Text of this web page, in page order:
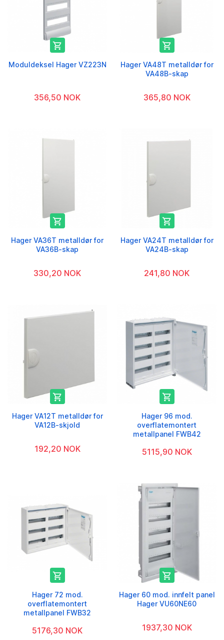

Moduldeksel Hager VZ223N
356,50 NOK

Hager VA48T metalldør for
VA48B-skap
365,80 NOK

Hager VA36T metalldør for
VA36B-skap
330,20 NOK

Hager VA24T metalldør for
VA24B-skap
241,80 NOK

Hager VA12T metalldør for
VA12B-skjold
192,20 NOK

Hager 96 mod.
overflatemontert
metallpanel FWB42
5115,90 NOK

Hager 72 mod.
overflatemontert
metallpanel FWB32
5176,30 NOK

Hager 60 mod. innfelt panel
Hager VU60NE60
1937,30 NOK